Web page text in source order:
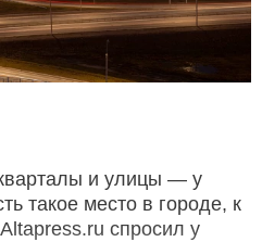
и улицы — у
такое место в городе, к
спросил у